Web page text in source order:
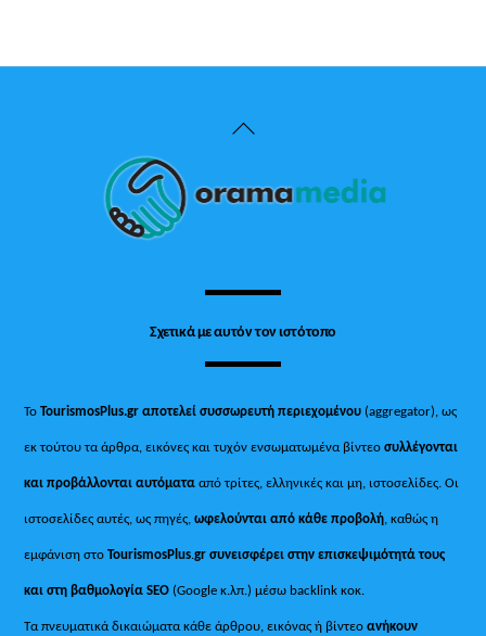
Back
Top
Σχετικά με αυτόν τον ιστότοπο
ΤοTourismosPlus.gr αποτελεί συσσωρευτή περιεχομένου (aggregator), ως
εκ τούτου τα άρθρα, εικόνες και τυχόν ενσωματωμένα βίντεοσυλλέγονται
και προβάλλονται αυτόματααπό τρίτες, ελληνικές και μη, ιστοσελίδες. Οι
ιστοσελίδες αυτές, ως πηγές,ωφελούνται από κάθε προβολή, καθώς η
εμφάνιση στοTourismosPlus.gr συνεισφέρει στην επισκεψιμότητά τους
και στη βαθμολογία SEO (Google κ.λπ.) μέσω backlink κοκ.
Τα πνευματικά δικαιώματα κάθε άρθρου, εικόνας ή βίντεοανήκουν